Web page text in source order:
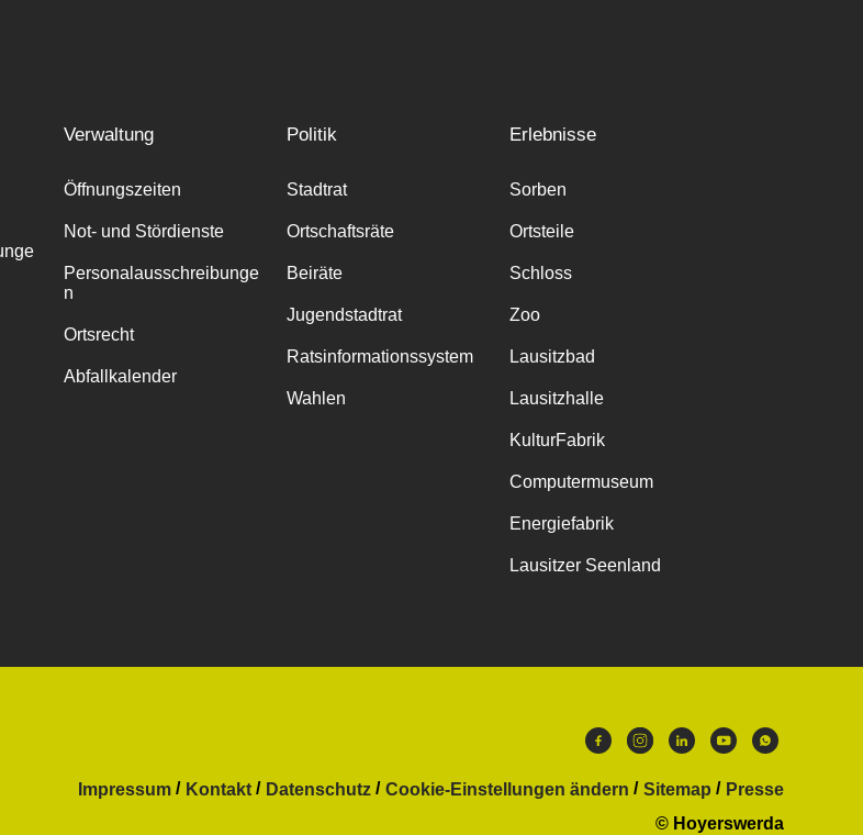
Verwaltung
Öffnungszeiten
Not- und Stördienste
Personalausschreibunge
n
Ortsrecht
Abfallkalender
Politik
Stadtrat
Ortschaftsräte
Beiräte
Jugendstadtrat
Ratsinformationssystem
Wahlen
Erlebnisse
Sorben
Ortsteile
Schloss
Zoo
Lausitzbad
Lausitzhalle
KulturFabrik
Computermuseum
Energiefabrik
Lausitzer Seenland
Impressum Kontakt Datenschutz Cookie-Einstellungen ändern Sitemap
Presse
© Hoyerswerda